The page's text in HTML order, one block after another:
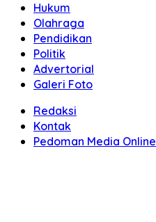
Hukum
Olahraga
Pendidikan
Politik
Advertorial
Galeri Foto
Redaksi
Kontak
Pedoman Media Online